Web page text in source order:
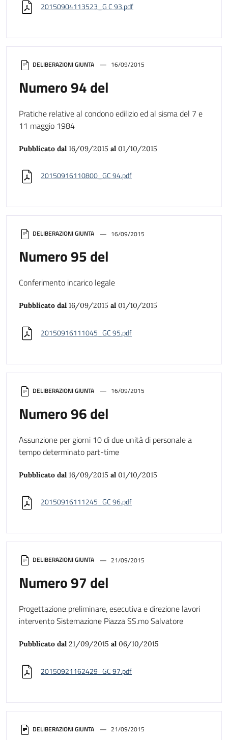
DELIBERAZIONI GIUNTA 21/09/2015
DELIBERAZIONI GIUNTA 21/09/2015
Numero 97 del
Progettazione preliminare, esecutiva e direzione lavori
intervento Sistemazione Piazza SS.mo Salvatore
Pubblicato dal 21/09/2015 al 06/10/2015
20150921162429_GC 97.pdf
DELIBERAZIONI GIUNTA 16/09/2015
Numero 96 del
Assunzione per giorni 10 di due unità di personale a
tempo determinato part-time
Pubblicato dal 16/09/2015 al 01/10/2015
20150916111245_GC 96.pdf
DELIBERAZIONI GIUNTA 16/09/2015
Numero 95 del
Conferimento incarico legale
Pubblicato dal 16/09/2015 al 01/10/2015
20150916111045_GC 95.pdf
DELIBERAZIONI GIUNTA 16/09/2015
Numero 94 del
Pratiche relative al condono edilizio ed al sisma del 7 e
11 maggio 1984
Pubblicato dal 16/09/2015 al 01/10/2015
20150916110800_GC 94.pdf
20150904113523_G C 93.pdf